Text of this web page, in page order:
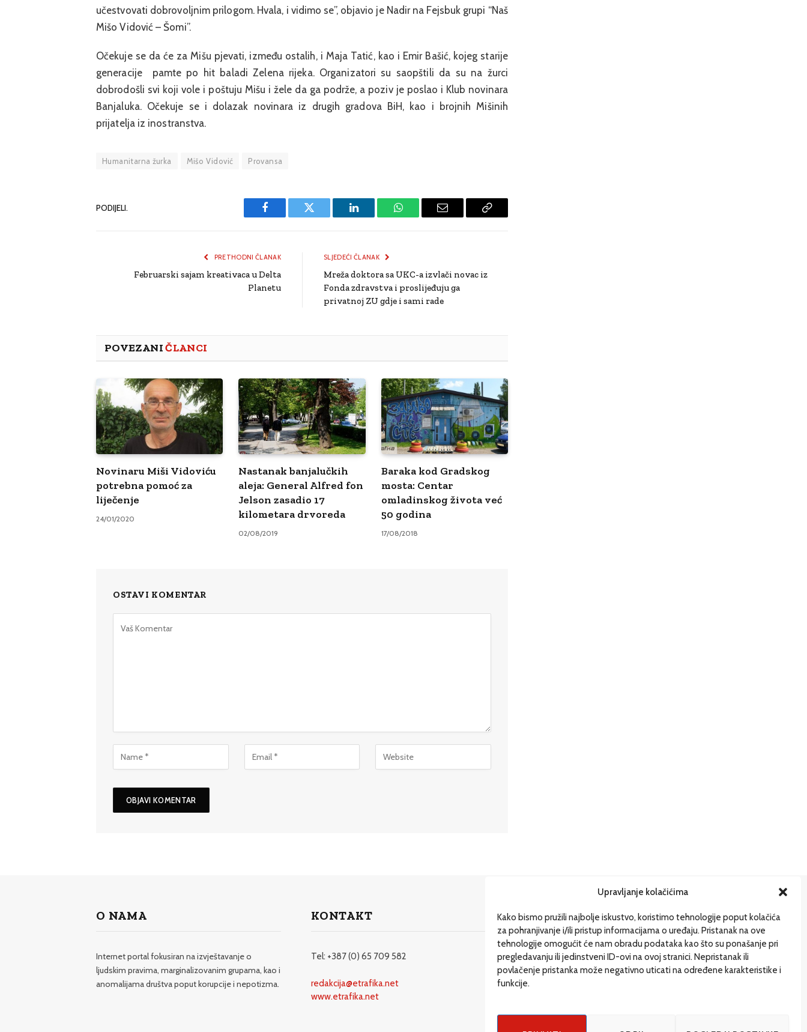
Upravljanje kolačićima
Kako bismo pružili najbolje iskustvo, koristimo tehnologije poput kolačića
za pohranjivanje i/ili pristup informacijama o uređaju. Pristanak na ove
tehnologije omogućit će nam obradu podataka kao što su ponašanje pri
pregledavanju ili jedinstveni ID-ovi na ovoj stranici. Nepristanak ili
povlačenje pristanka može negativno uticati na određene karakteristike i
funkcije.
učestvovati dobrovoljnim prilogom. Hvala, i vidimo se”, objavio je Nadir na Fejsbuk grupi “Naš
Mišo Vidović – Šomi”.
Očekuje se da će za Mišu pjevati, između ostalih, i Maja Tatić, kao i Emir Bašić, kojeg starije
generacije pamte po hit baladi Zelena rijeka. Organizatori su saopštili da su na žurci
dobrodošli svi koji vole i poštuju Mišu i žele da ga podrže, a poziv je poslao i Klub novinara
Banjaluka. Očekuje se i dolazak novinara iz drugih gradova BiH, kao i brojnih Mišinih
prijatelja iz inostranstva.
Humanitarna žurka Mišo Vidović Provansa
PODIJELI.
Facebook Twitter LinkedIn WhatsAppEmail
Copy
PRETHODNI ČLANAK
Februarski sajam kreativaca u Delta
Planetu
SLJEDEĆI ČLANAK
Mreža doktora sa UKC-a izvlači novac iz
Fonda zdravstva i proslijeđuju ga
privatnoj ZU gdje i sami rade
POVEZANIČLANCI
Novinaru Miši Vidoviću
potrebna pomoć za
liječenje
24/01/2020
Nastanak banjalučkih
aleja: General Alfred fon
Jelson zasadio 17
kilometara drvoreda
02/08/2019
Baraka kod Gradskog
mosta: Centar
omladinskog života već
50 godina
17/08/2018
OSTAVI KOMENTAR
O NAMA
Internet portal fokusiran na izvještavanje o
ljudskim pravima, marginalizovanim grupama, kao i
anomalijama društva poput korupcije i nepotizma.
KONTAKT
Tel: +387 (0) 65 709 582
redakcija@etrafika.net
www.etrafika.net
Dosije
Drugi pišu
Društvo
Magazin